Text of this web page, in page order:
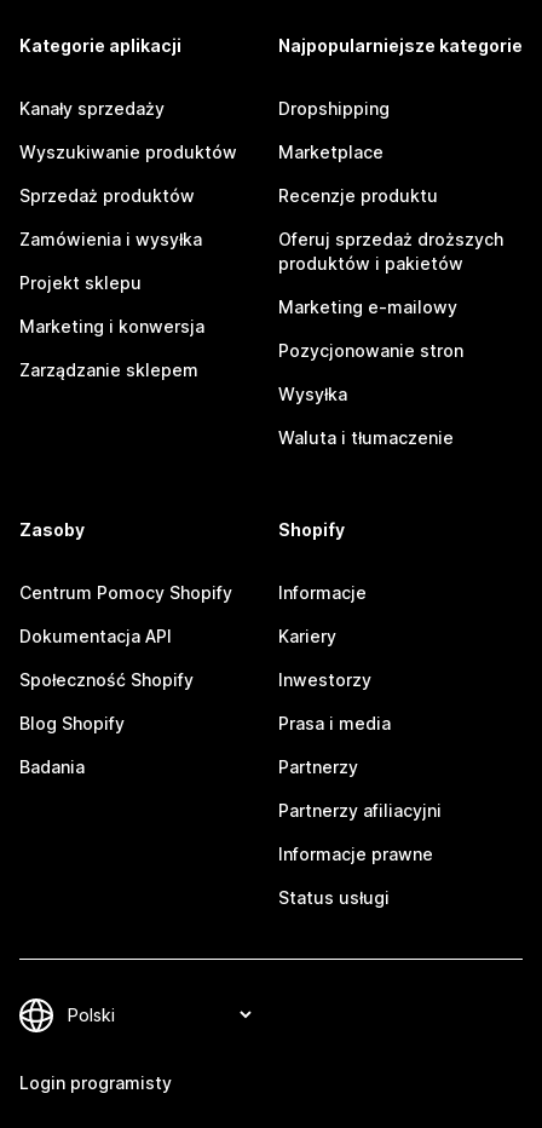
Kategorie aplikacji
Kanały sprzedaży
Wyszukiwanie produktów
Sprzedaż produktów
Zamówienia i wysyłka
Projekt sklepu
Marketing i konwersja
Zarządzanie sklepem
Najpopularniejsze kategorie
Dropshipping
Marketplace
Recenzje produktu
Oferuj sprzedaż droższych
produktów i pakietów
Marketing e-mailowy
Pozycjonowanie stron
Wysyłka
Waluta i tłumaczenie
Zasoby
Centrum Pomocy Shopify
Dokumentacja API
Społeczność Shopify
Blog Shopify
Badania
Shopify
Informacje
Kariery
Inwestorzy
Prasa i media
Partnerzy
Partnerzy afiliacyjni
Informacje prawne
Status usługi
Login programisty